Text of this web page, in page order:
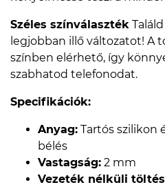
Széles színválaszték
legjobban illő változatot! A
színben elérhető, így
szabhatod telefonodat.
Specifikációk:
Anyag: Tartós szilikon
bélés
Vastagság: 2 mm
Vezeték nélküli